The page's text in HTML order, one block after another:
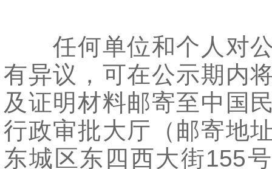
任何单位和个人对公
有异议，可在公示期内
及证明材料邮寄至中国
行政审批大厅（邮寄地
东城区东四西大街155